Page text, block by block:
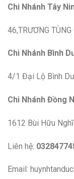
Chi Nhánh Tây
46,TRƯƠNG TÙNG
Chi Nhánh Bình
4/1 Đại Lộ Bình
Chi Nhánh Đồng
1612 Bùi Hữu
Liên hệ:
Email: